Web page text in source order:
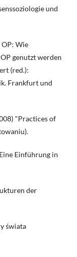
und
Wie
genutzt werden
(red.):
Frankfurt und
"Practices of
Einführung in
der
świata